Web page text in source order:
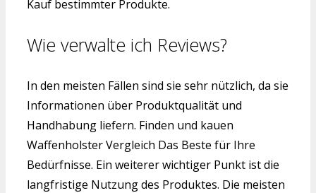
Kauf bestimmter Produkte.
Wie verwalte ich Reviews?
In den meisten Fällen sind sie sehr nützlich, da sie
Informationen über Produktqualität und
Handhabung liefern. Finden und kauen
Waffenholster Vergleich Das Beste für Ihre
Bedürfnisse. Ein weiterer wichtiger Punkt ist die
langfristige Nutzung des Produktes. Die meisten